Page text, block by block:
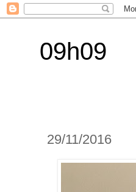
09h09
29/11/2016